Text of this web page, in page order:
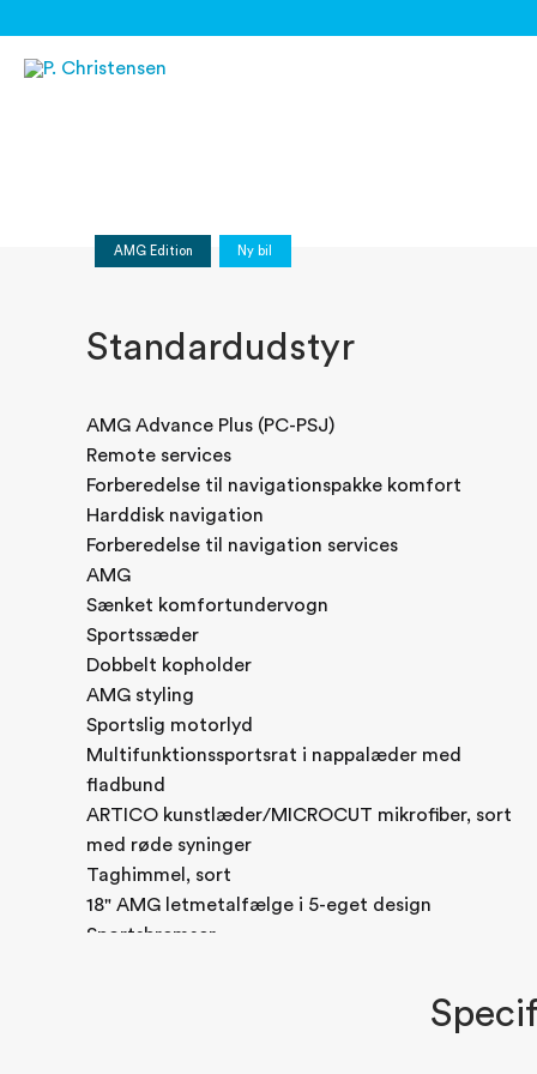
indholdet
AMG Edition Ny bil
Standardudstyr
AMG Advance Plus (PC-PSJ)
Remote services
Forberedelse til navigationspakke komfort
Harddisk navigation
Forberedelse til navigation services
AMG
Sænket komfortundervogn
Sportssæder
Dobbelt kopholder
AMG styling
Sportslig motorlyd
Multifunktionssportsrat i nappalæder med
fladbund
ARTICO kunstlæder/MICROCUT mikrofiber, sort
med røde syninger
Taghimmel, sort
18" AMG letmetalfælge i 5-eget design
Sportsbremser